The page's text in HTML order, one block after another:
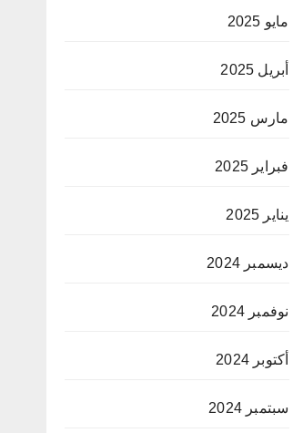
مايو 2025
أبريل 2025
مارس 2025
فبراير 2025
يناير 2025
ديسمبر 2024
نوفمبر 2024
أكتوبر 2024
سبتمبر 2024